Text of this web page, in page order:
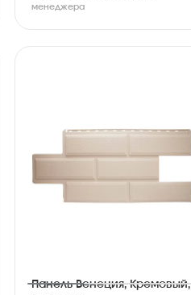
менеджера
Панель Венеция, Кремовый,